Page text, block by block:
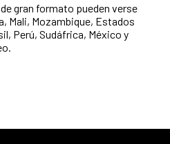
gran formato pueden verse
Mali, Mozambique, Estados
Perú, Sudáfrica, México y